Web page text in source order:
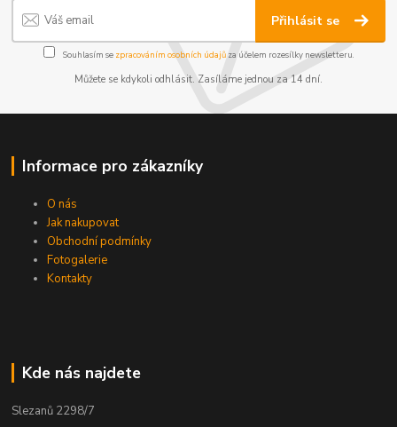
Přihlásit se
Souhlasím se zpracováním osobních údajůza účelem rozesílky newsletteru.
Můžete se kdykoli odhlásit. Zasíláme jednou za 14 dní.
Informace pro zákazníky
O nás
Jak nakupovat
Obchodní podmínky
Fotogalerie
Kontakty
Kde nás najdete
Slezanů 2298/7